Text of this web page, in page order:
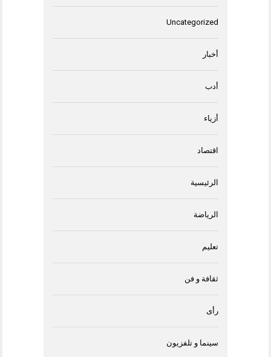
Uncategorized
أخبار
أدب
أزياء
اقتصاد
الرئيسية
الرياضة
تعليم
ثقافة و فن
رأى
سينما و تلفزيون